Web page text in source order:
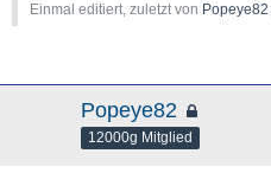
Einmal editiert, zuletzt von Popeye82
Popeye82
12000g Mitglied